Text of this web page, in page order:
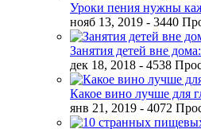
Уроки пения нужны
нояб 13, 2019 - 3440
Занятия детей вне
дек 18, 2018 - 4538
Какое вино лучше для
янв 21, 2019 - 4072